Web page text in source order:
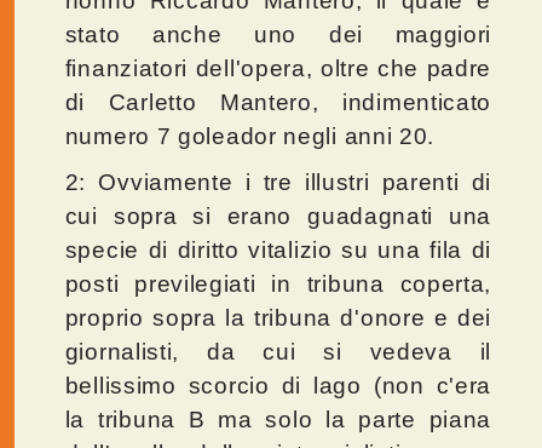
stato anche uno dei maggiori
finanziatori dell'opera, oltre che padre
di Carletto Mantero, indimenticato
numero 7 goleador negli anni 20.
2: Ovviamente i tre illustri parenti di
cui sopra si erano guadagnati una
specie di diritto vitalizio su una fila di
posti previlegiati in tribuna coperta,
proprio sopra la tribuna d'onore e dei
giornalisti, da cui si vedeva il
bellissimo scorcio di lago (non c'era
la tribuna B ma solo la parte piana